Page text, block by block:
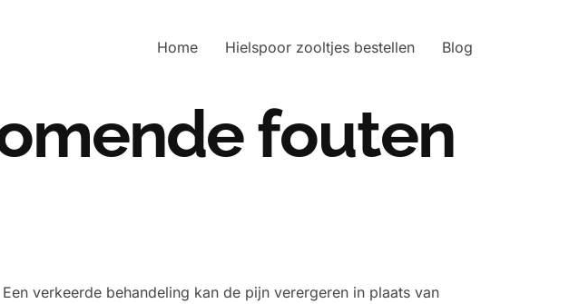
Home Hielspoor zooltjes bestellen Blog
fouten
verkeerde behandeling kan de pijn verergeren in plaats van